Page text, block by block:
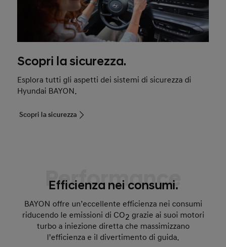
Scopri la sicurezza.
Esplora tutti gli aspetti dei sistemi di sicurezza di
Hyundai BAYON.
Scopri la sicurezza
Performance
Efficienza nei consumi.
BAYON offre un’eccellente efficienza nei consumi
riducendo le emissioni di CO2 grazie ai suoi motori
turbo a iniezione diretta che massimizzano
l’efficienza e il divertimento di guida.